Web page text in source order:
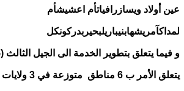
عين أولاد ويسازرافياتأم اعشيشأم
لمداكآمريشهابنيباريلبحيربدركونكل
و فيما يتعلق بتطوير الخدمة الى الجيل الثالث (3G )،
يتعلق الأمر ب 6 مناطق متوزعة في 3 ولايات :